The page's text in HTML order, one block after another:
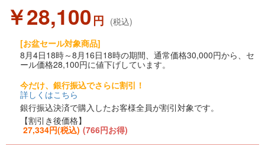
￥28,100円 (税込)
[お盆セール対象商品]
8月4日18時～8月16日18時の期間、通常価格30,000円から、セ
ール価格28,100円に値下げしています。
今だけ、銀行振込でさらに割引！
詳しくはこちら
銀行振込決済で購入したお客様全員が割引対象です。
【割引き後価格】
27,334円(税込) (766円お得)